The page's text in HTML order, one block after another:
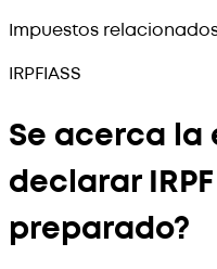
Impuestos
IRPFIASS
Se acerca la
declarar
preparado?